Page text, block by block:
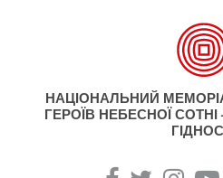
НАЦІОНАЛЬНИЙ
ГЕРОЇВ НЕБЕСНОЇ